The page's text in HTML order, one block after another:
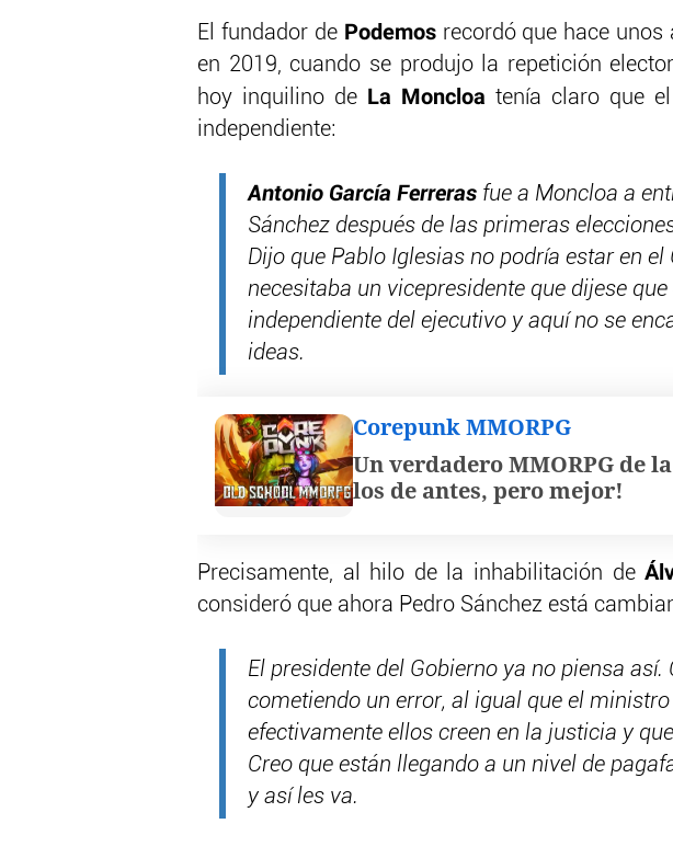
El fundador de Podemosrecordó que hace unos
en 2019, cuando se produjo la repetición
hoy inquilino de La Moncloa tenía claro que el
independiente:
Antonio García Ferreras fue a Moncloa a
Sánchez después de las primeras
Dijo que Pablo Iglesias no podría estar en el
necesitaba un vicepresidente que dijese
independiente del ejecutivo y aquí no se
ideas.
Corepunk MMORPG
Un verdadero MMORPG de
los de antes, pero mejor!
Precisamente, al hilo de la inhabilitación de
consideró que ahora Pedro Sánchez está
El presidente del Gobierno ya no piensa así.
cometiendo un error, al igual que el
efectivamente ellos creen en la justicia y
Creo que están llegando a un nivel de
y así les va.